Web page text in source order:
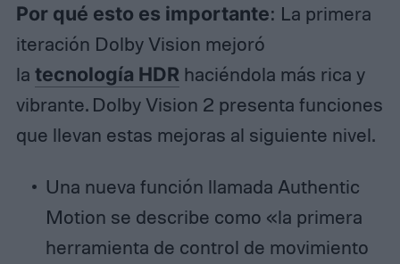
Por qué esto es importante: La primera
iteración Dolby Vision mejoró
la tecnología HDR haciéndola más rica y
vibrante. Dolby Vision 2 presenta funciones
que llevan estas mejoras al siguiente nivel.
Una nueva función llamada Authentic
Motion se describe como «la primera
herramienta de control de movimiento